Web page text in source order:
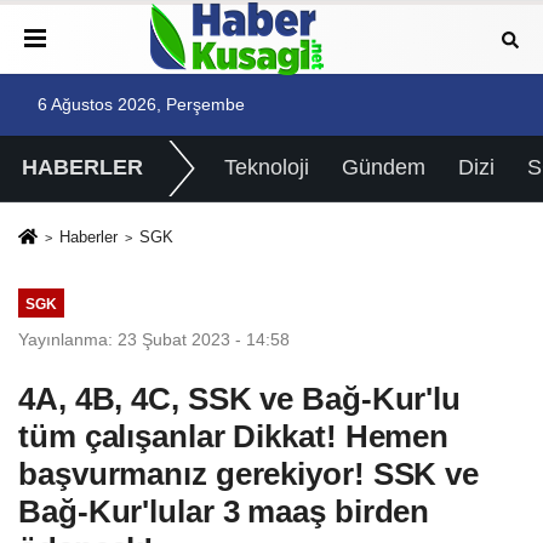
6 Ağustos 2026, Perşembe
HABERLER Teknoloji Gündem Dizi
Haberler SGK
SGK
Yayınlanma: 23 Şubat 2023 - 14:58
4A, 4B, 4C, SSK ve Bağ-Kur'lu
tüm çalışanlar Dikkat! Hemen
başvurmanız gerekiyor! SSK ve
Bağ-Kur'lular 3 maaş birden